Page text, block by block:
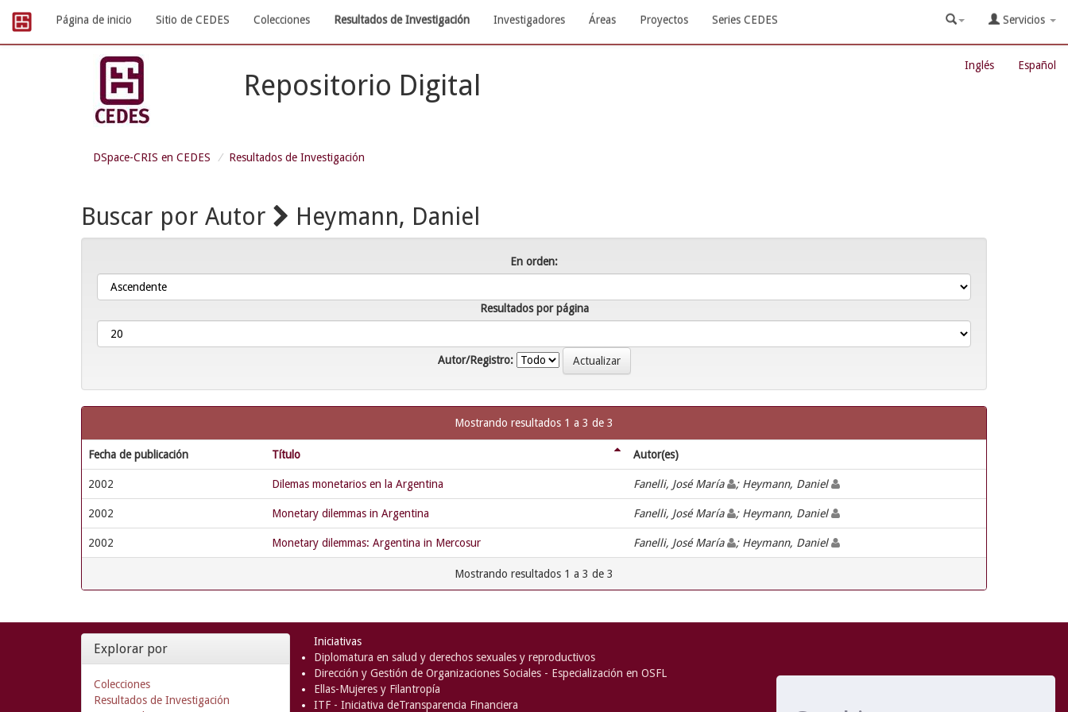
navigation
Página de inicio Sitio de CEDES Colecciones Resultados de Investigación Investigadores Áreas Proyectos Series CEDES Servicios
Inglés Español
Repositorio Digital
DSpace-CRIS en CEDES Resultados de Investigación
Buscar por Autor Heymann, Daniel
En orden:
Resultados por página
Autor/Registro:
Mostrando resultados 1 a 3 de 3
Fecha de publicación Título Autor(es)
2002 Dilemas monetarios en la Argentina Fanelli, José María ; Heymann, Daniel
2002 Monetary dilemmas in Argentina Fanelli, José María ; Heymann, Daniel
2002 Monetary dilemmas: Argentina in Mercosur Fanelli, José María ; Heymann, Daniel
Mostrando resultados 1 a 3 de 3
Explorar por
Colecciones
Resultados de Investigación
Iniciativas
Diplomatura en salud y derechos sexuales y reproductivos
Dirección y Gestión de Organizaciones Sociales - Especialización en OSFL
Ellas-Mujeres y Filantropía
ITF - Iniciativa deTransparencia Financiera